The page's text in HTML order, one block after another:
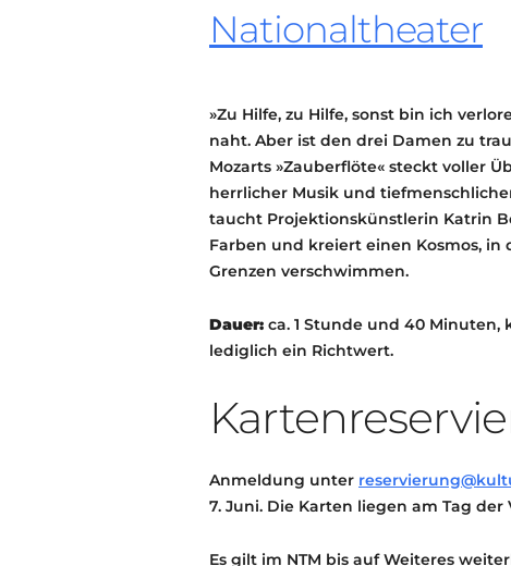
Nationaltheater
»Zu Hilfe, zu Hilfe, sonst bin ich
naht. Aber ist den drei Damen zu
Mozarts »Zauberflöte« steckt voller
herrlicher Musik und
taucht Projektionskünstlerin Katrin
Farben und kreiert einen Kosmos,
Grenzen verschwimmen.
Dauer: ca. 1 Stunde und 40 Minuten,
lediglich ein Richtwert.
Anmeldung unter
7. Juni. Die Karten liegen am Tag
Es gilt im NTM bis auf Weiteres